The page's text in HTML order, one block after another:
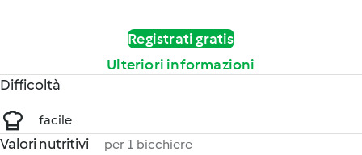
Registrati gratis
Ulteriori informazioni
Difficoltà
facile
Valori nutritivi per 1 bicchiere